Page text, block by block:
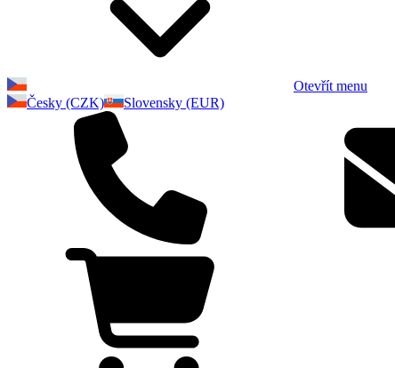
Otevřít menu
Česky (CZK)
Slovensky (EUR)